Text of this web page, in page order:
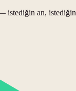
istediğin an, istediğin